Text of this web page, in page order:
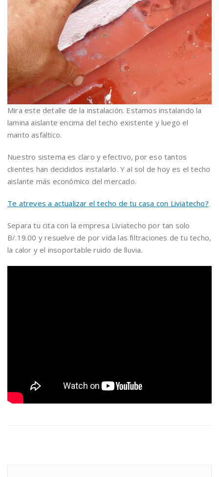
Mira este detalle de la instalación. Estamos instalando la
lamina aislante encima del techo existente y luego el
manto asfaltico.
Nuestro sistema es claro y efectivo, por eso tantos
clientes han decididos instalarlo. Y al sol de hoy es el techo
aislante más económico del mercado.
Te atreves a actualizar el techo de tu casa con Liviatecho?
Separa tu cita con la empresa Liviatecho por tan solo
B/.19.00 y resuelve de por vida las filtraciones de tu techo,
la calor y el insoportable ruido de lluvia.